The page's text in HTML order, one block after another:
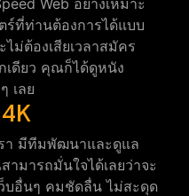
ที่ท่านต้องการได้แบบ
ม่ต้องเสียเวลาสมัคร
เดียว คุณก็ได้ดูหนัง
เลย
า มีทีมพัฒนาและดูแล
มารถมั่นใจได้เลยว่าจะ
บอื่นๆ คมชัดลื่น ไม่สะดุด